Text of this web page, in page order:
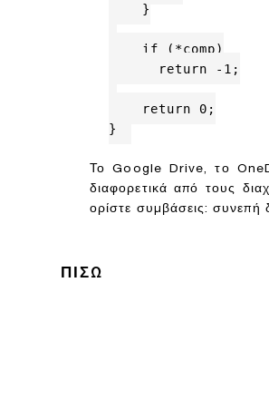
}
if (*comp)
return -1;
return 0;
}
Το Google Drive, το
διαφορετικά από τους
ορίστε συμβάσεις: συνεπή
ΠΊΣΩ